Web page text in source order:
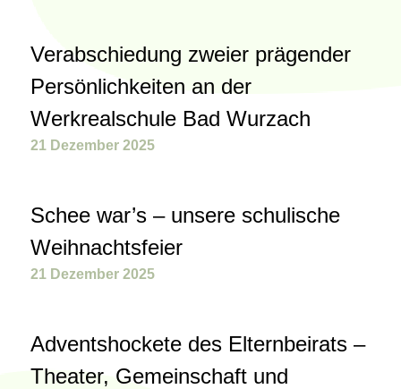
Verabschiedung zweier prägender
Persönlichkeiten an der
Werkrealschule Bad Wurzach
21 Dezember 2025
Schee war’s – unsere schulische
Weihnachtsfeier
21 Dezember 2025
Adventshockete des Elternbeirats –
Theater, Gemeinschaft und